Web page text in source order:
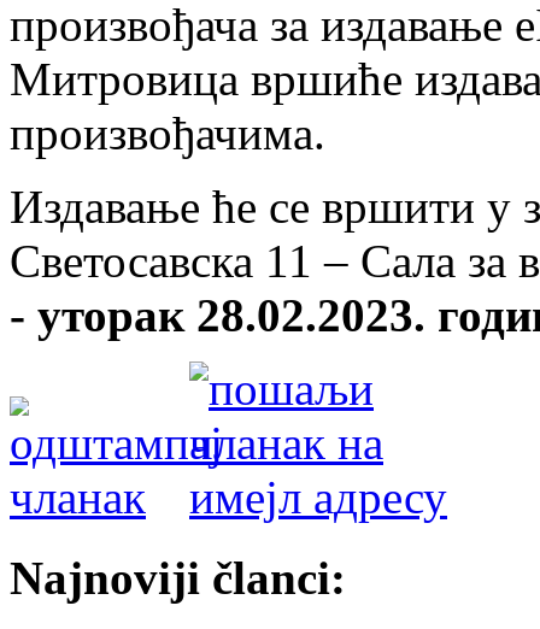
произвођача за
Митровица вршиће
произвођачима.
Издавање ће се вршити у
Светосавска 11 – Сала за
- уторак 28.02.2023.
Najnoviji članci: